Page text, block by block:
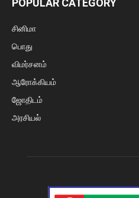
POPULAR CATEGORY
சினிமா
பொது
விமர்சனம்
ஆரோக்கியம்
ஜோதிடம்
அரசியல்